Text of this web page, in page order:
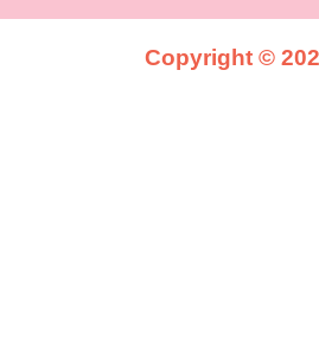
Copyright ©